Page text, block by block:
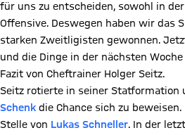
für uns zu entscheiden, sowohl in
Offensive. Deswegen haben wir das
starken Zweitligisten gewonnen.
und die Dinge in der nächsten
Fazit von Cheftrainer Holger Seitz.
Seitz rotierte in seiner Statformation
Schenk die Chance sich zu
Stelle von Lukas Schneller. In der